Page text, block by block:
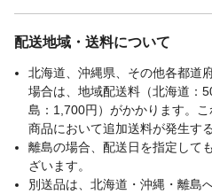
配送地域・送料について
北海道、沖縄県、その他各都道
場合は、地域配送料（北海道：
島：1,700円）がかかります。
商品において追加送料が発生す
離島の場合、配送日を指定して
ざいます。
別送品は、北海道・沖縄・離島